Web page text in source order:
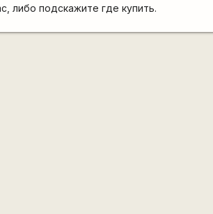
либо подскажите где купить.